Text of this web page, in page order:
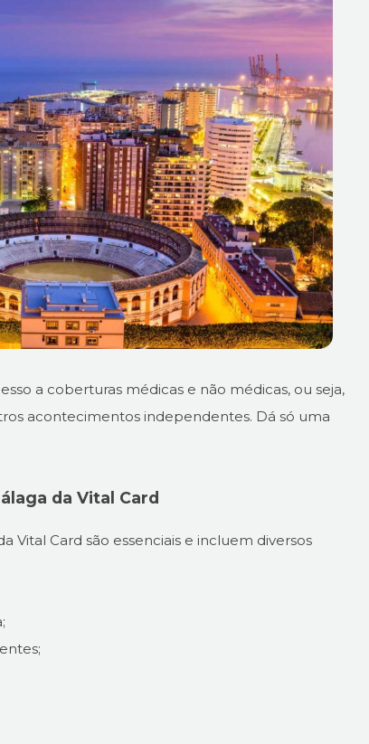
a coberturas médicas e não médicas, ou seja,
acontecimentos independentes. Dá só uma
da Vital Card
Vital Card são essenciais e incluem diversos